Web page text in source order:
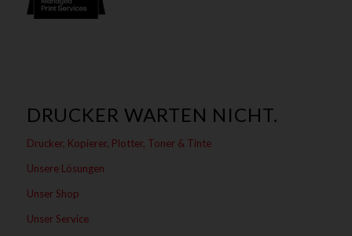
DRUCKER WARTEN NICHT.
Drucker, Kopierer, Plotter, Toner & Tinte
Unsere Lösungen
Unser Shop
Unser Service